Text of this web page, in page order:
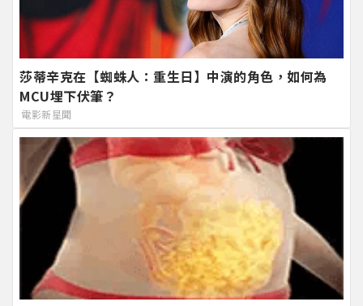
莎蒂辛克在【蜘蛛人：重生日】中演的角色，如何為
MCU埋下伏筆？
電影新星聞